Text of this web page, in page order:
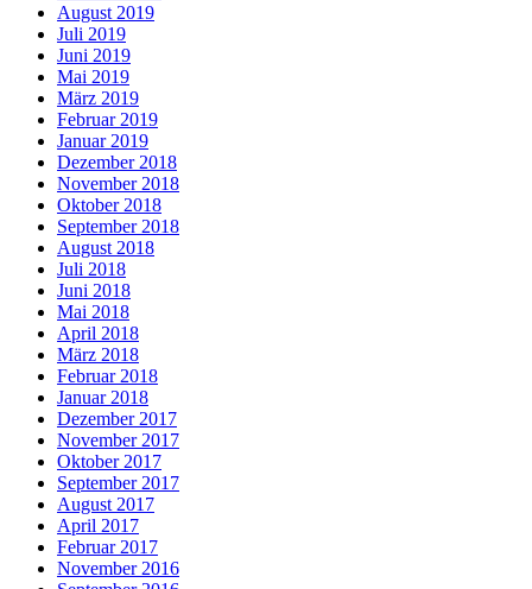
August 2019
Juli 2019
Juni 2019
Mai 2019
März 2019
Februar 2019
Januar 2019
Dezember 2018
November 2018
Oktober 2018
September 2018
August 2018
Juli 2018
Juni 2018
Mai 2018
April 2018
März 2018
Februar 2018
Januar 2018
Dezember 2017
November 2017
Oktober 2017
September 2017
August 2017
April 2017
Februar 2017
November 2016